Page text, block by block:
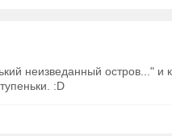
неизведанный остров..." и
:D